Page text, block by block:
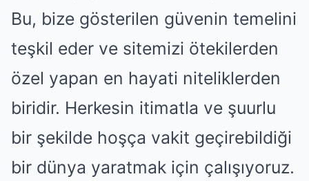
Bu, bize gösterilen güvenin temelini
teşkil eder ve sitemizi ötekilerden
özel yapan en hayati niteliklerden
biridir. Herkesin itimatla ve şuurlu
bir şekilde hoşça vakit geçirebildiği
bir dünya yaratmak için çalışıyoruz.